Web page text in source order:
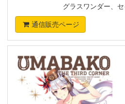
グラスワンダー、セイウ
通信販売ページ